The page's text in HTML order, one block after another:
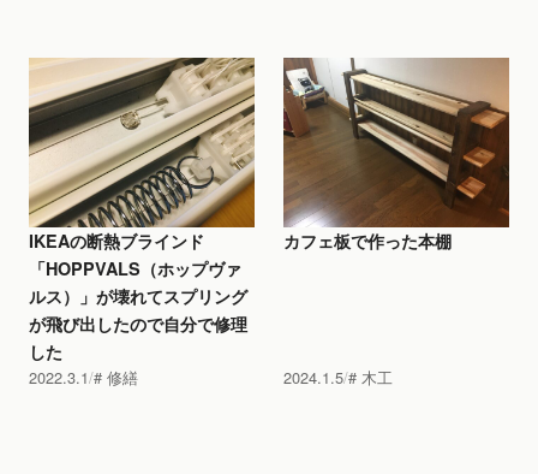
IKEAの断熱ブラインド
「HOPPVALS（ホップヴァ
ルス）」が壊れてスプリング
が飛び出したので自分で修理
した
2022.3.1 修繕
カフェ板で作った本棚
2024.1.5 木工